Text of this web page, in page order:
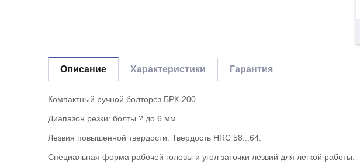
Описание Характеристики Гарантия
Компактный ручной болторез БРК-200.
Диапазон резки: болты ? до 6 мм.
Лезвия повышенной твердости. Твердость HRC 58...64.
Специальная форма рабочей головы и угол заточки лезвий для легкой работы.